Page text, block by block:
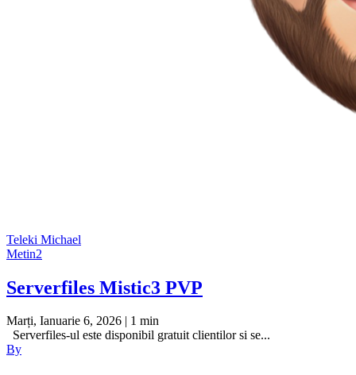
Teleki Michael
Metin2
Serverfiles Mistic3 PVP
Marți, Ianuarie 6, 2026 | 1 min
Serverfiles-ul este disponibil gratuit clientilor si se...
By